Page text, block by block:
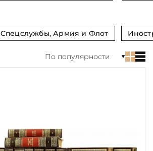
Спецслужбы, Армия и Флот
По популярности